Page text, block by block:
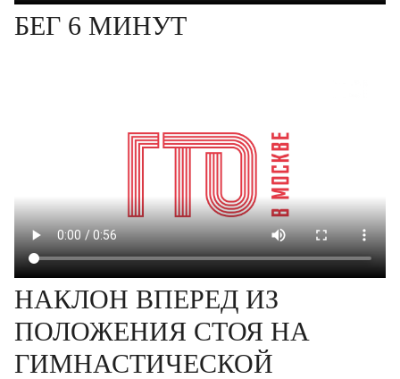
БЕГ 6 МИНУТ
НАКЛОН ВПЕРЕД ИЗ
ПОЛОЖЕНИЯ СТОЯ НА
ГИМНАСТИЧЕСКОЙ